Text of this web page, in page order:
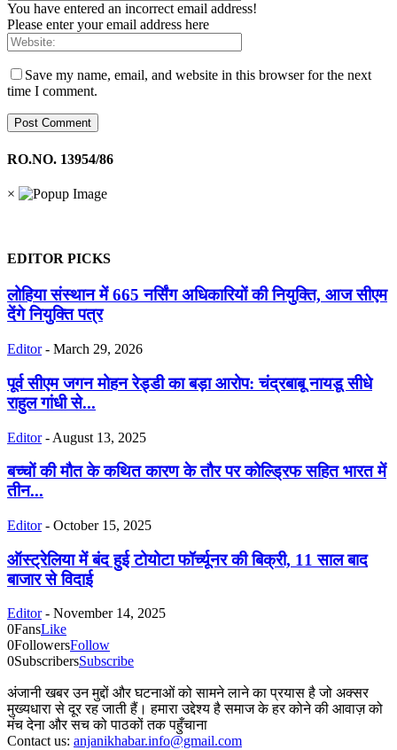
You have entered an incorrect email address!
Please enter your email address here
Save my name, email, and website in this browser for the next
time I comment.
RO.NO. 13954/86
×
EDITOR PICKS
लोहिया संस्थान में 665 नर्सिंग अधिकारियों की नियुक्ति, आज सीएम
देंगे नियुक्ति पत्र
Editor - March 29, 2026
पूर्व सीएम जगन मोहन रेड्डी का बड़ा आरोप: चंद्रबाबू नायडू सीधे
राहुल गांधी से...
Editor - August 13, 2025
बच्चों की मौत के कथित कारण के तौर पर कोल्ड्रिफ सहित भारत में
तीन...
Editor - October 15, 2025
ऑस्ट्रेलिया में बंद हुई टोयोटा फॉर्च्यूनर की बिक्री, 11 साल बाद
बाजार से विदाई
Editor - November 14, 2025
0FansLike
0FollowersFollow
0SubscribersSubscribe
अंजानी खबर उन मुद्दों और घटनाओं को सामने लाने का प्रयास है जो अक्सर
मुख्यधारा से दूर रह जाती हैं। हमारा उद्देश्य है समाज के हर कोने की आवाज़ को
मंच देना और सच को पाठकों तक पहुँचाना
Contact us: anjanikhabar.info@gmail.com